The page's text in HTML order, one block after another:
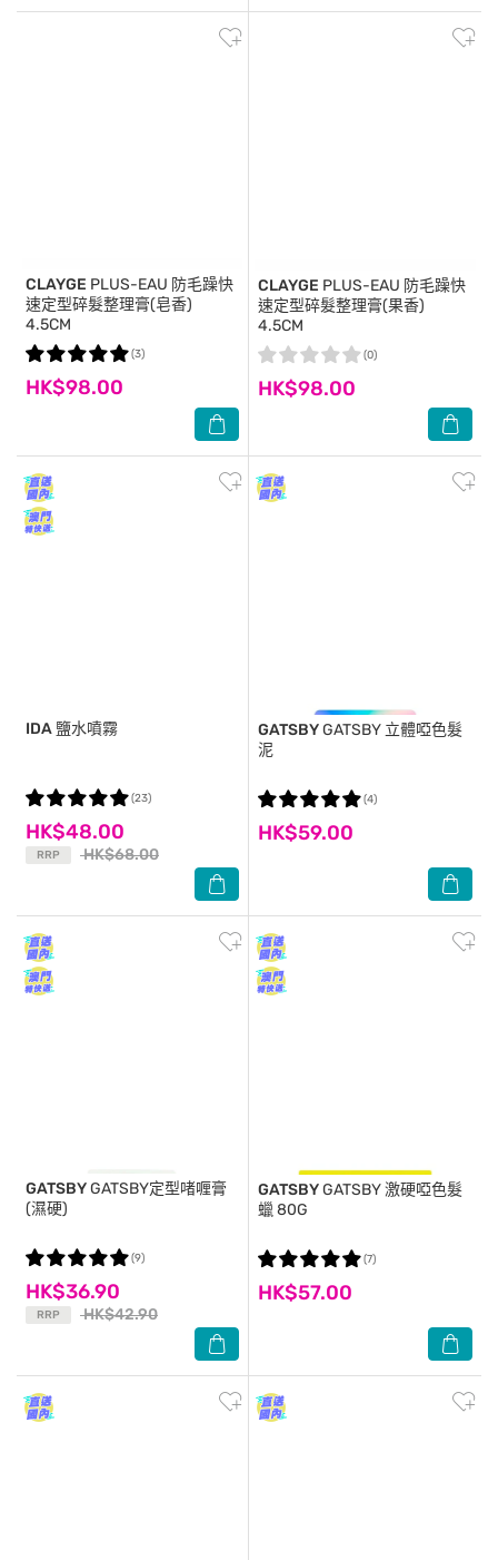
CLAYGE PLUS-EAU 防毛躁快
速定型碎髮整理膏(皂香)
4.5CM
HK$98.00
(3)
CLAYGE PLUS-EAU 防毛躁快
速定型碎髮整理膏(果香)
4.5CM
HK$98.00
(0)
IDA 鹽水噴霧
HK$48.00
RRP HK$68.00
(23)
GATSBYGATSBY 立體啞色髮
泥
HK$59.00
(4)
GATSBYGATSBY定型啫喱膏
(濕硬)
HK$36.90
RRP HK$42.90
(9)
GATSBYGATSBY 激硬啞色髮
蠟 80G
HK$57.00
(7)